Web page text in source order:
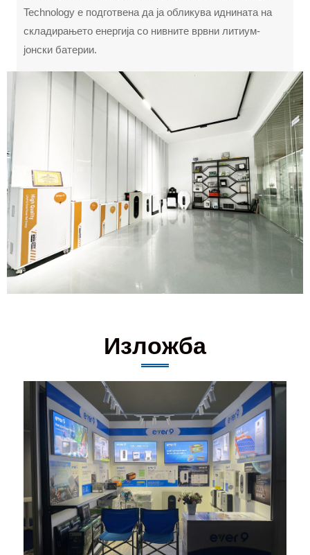
Technology е подготвена да ја обликува иднината на
складирањето енергија со нивните врвни литиум-
јонски батерии.
Изложба